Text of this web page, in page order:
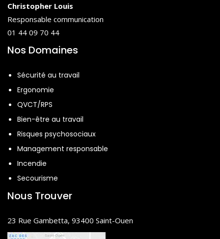
Christopher Louis
Responsable communication
01 44 09 70 44
Nos Domaines
Sécurité au travail
Ergonomie
QVCT/RPS
Bien-être au travail
Risques psychosociaux
Management responsable
Incendie
Secourisme
Nous Trouver
23 Rue Gambetta, 93400 Saint-Ouen